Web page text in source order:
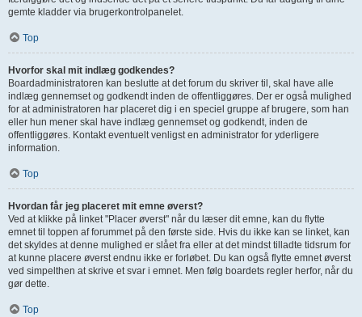
gemte kladder via brugerkontrolpanelet.
Top
Hvorfor skal mit indlæg godkendes?
Boardadministratoren kan beslutte at det forum du skriver til, skal have alle
indlæg gennemset og godkendt inden de offentliggøres. Der er også mulighed
for at administratoren har placeret dig i en speciel gruppe af brugere, som han
eller hun mener skal have indlæg gennemset og godkendt, inden de
offentliggøres. Kontakt eventuelt venligst en administrator for yderligere
information.
Top
Hvordan får jeg placeret mit emne øverst?
Ved at klikke på linket "Placer øverst" når du læser dit emne, kan du flytte
emnet til toppen af forummet på den første side. Hvis du ikke kan se linket, kan
det skyldes at denne mulighed er slået fra eller at det mindst tilladte tidsrum for
at kunne placere øverst endnu ikke er forløbet. Du kan også flytte emnet øverst
ved simpelthen at skrive et svar i emnet. Men følg boardets regler herfor, når du
gør dette.
Top